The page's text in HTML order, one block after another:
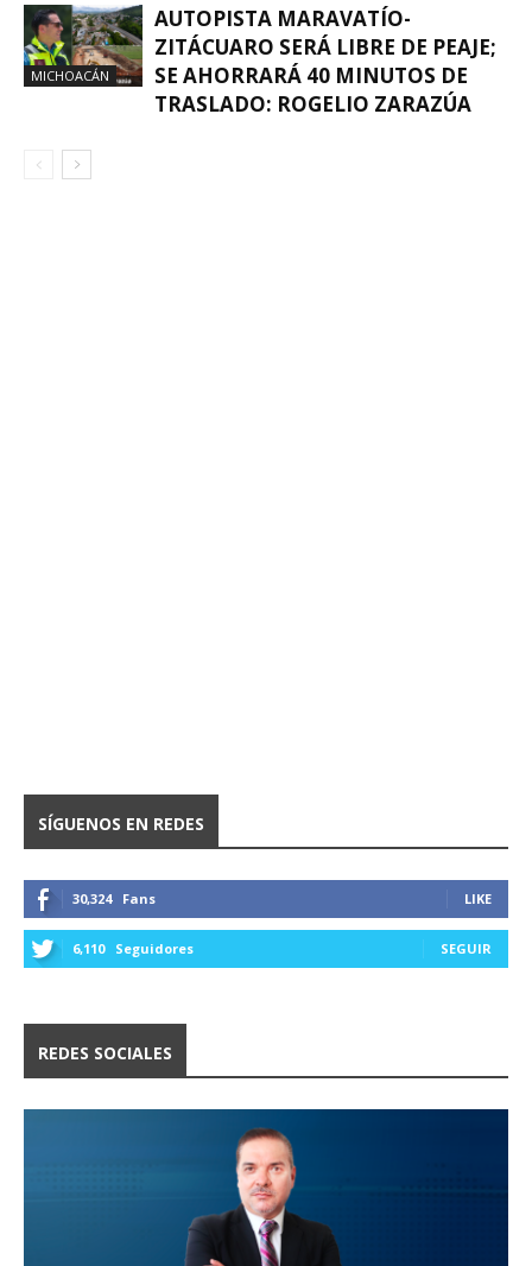
MICHOACÁN
AUTOPISTA MARAVATÍO-
ZITÁCUARO SERÁ LIBRE DE PEAJE;
SE AHORRARÁ 40 MINUTOS DE
TRASLADO: ROGELIO ZARAZÚA
SÍGUENOS EN REDES
30,324 Fans LIKE
6,110 Seguidores SEGUIR
REDES SOCIALES